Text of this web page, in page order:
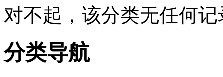
对不起，该分类无任何记
分类导航